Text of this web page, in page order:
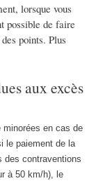
lorsque vous
possible de faire
points. Plus
aux excès
minorées en cas de
le paiement de la
des contraventions
à 50 km/h), le